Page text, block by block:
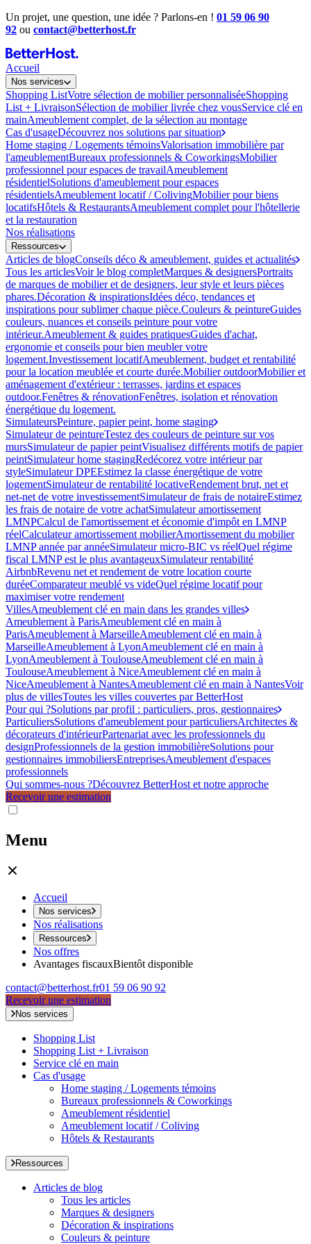
Un projet, une question, une idée ? Parlons-en ! 01 59 06 90
92 ou contact@betterhost.fr
Accueil
Nos services
Shopping ListVotre sélection de mobilier personnaliséeShopping
List + LivraisonSélection de mobilier livrée chez vousService clé en
mainAmeublement complet, de la sélection au montage
Cas d'usageDécouvrez nos solutions par situation
Home staging / Logements témoinsValorisation immobilière par
l'ameublementBureaux professionnels & CoworkingsMobilier
professionnel pour espaces de travailAmeublement
résidentielSolutions d'ameublement pour espaces
résidentielsAmeublement locatif / ColivingMobilier pour biens
locatifsHôtels & RestaurantsAmeublement complet pour l'hôtellerie
et la restauration
Nos réalisations
Ressources
Articles de blogConseils déco & ameublement, guides et actualités
Tous les articlesVoir le blog completMarques & designersPortraits
de marques de mobilier et de designers, leur style et leurs pièces
phares.Décoration & inspirationsIdées déco, tendances et
inspirations pour sublimer chaque pièce.Couleurs & peintureGuides
couleurs, nuances et conseils peinture pour votre
intérieur.Ameublement & guides pratiquesGuides d'achat,
ergonomie et conseils pour bien meubler votre
logement.Investissement locatifAmeublement, budget et rentabilité
pour la location meublée et courte durée.Mobilier outdoorMobilier et
aménagement d'extérieur : terrasses, jardins et espaces
outdoor.Fenêtres & rénovationFenêtres, isolation et rénovation
énergétique du logement.
SimulateursPeinture, papier peint, home staging
Simulateur de peintureTestez des couleurs de peinture sur vos
mursSimulateur de papier peintVisualisez différents motifs de papier
peintSimulateur home stagingRedécorez votre intérieur par
styleSimulateur DPEEstimez la classe énergétique de votre
logementSimulateur de rentabilité locativeRendement brut, net et
net-net de votre investissementSimulateur de frais de notaireEstimez
les frais de notaire de votre achatSimulateur amortissement
LMNPCalcul de l'amortissement et économie d'impôt en LMNP
réelCalculateur amortissement mobilierAmortissement du mobilier
LMNP année par annéeSimulateur micro-BIC vs réelQuel régime
fiscal LMNP est le plus avantageuxSimulateur rentabilité
AirbnbRevenu net et rendement de votre location courte
duréeComparateur meublé vs videQuel régime locatif pour
maximiser votre rendement
VillesAmeublement clé en main dans les grandes villes
Ameublement à ParisAmeublement clé en main à
ParisAmeublement à MarseilleAmeublement clé en main à
MarseilleAmeublement à LyonAmeublement clé en main à
LyonAmeublement à ToulouseAmeublement clé en main à
ToulouseAmeublement à NiceAmeublement clé en main à
NiceAmeublement à NantesAmeublement clé en main à NantesVoir
plus de villesToutes les villes couvertes par BetterHost
Pour qui ?Solutions par profil : particuliers, pros, gestionnaires
ParticuliersSolutions d'ameublement pour particuliersArchitectes &
décorateurs d'intérieurPartenariat avec les professionnels du
designProfessionnels de la gestion immobilièreSolutions pour
gestionnaires immobiliersEntreprisesAmeublement d'espaces
professionnels
Qui sommes-nous ?Découvrez BetterHost et notre approche
Recevoir une estimation
Menu
Accueil
Nos services
Nos réalisations
Ressources
Nos offres
Avantages fiscauxBientôt disponible
contact@betterhost.fr01 59 06 90 92
Recevoir une estimation
Nos services
Shopping List
Shopping List + Livraison
Service clé en main
Cas d'usage
Home staging / Logements témoins
Bureaux professionnels & Coworkings
Ameublement résidentiel
Ameublement locatif / Coliving
Hôtels & Restaurants
Ressources
Articles de blog
Tous les articles
Marques & designers
Décoration & inspirations
Couleurs & peinture